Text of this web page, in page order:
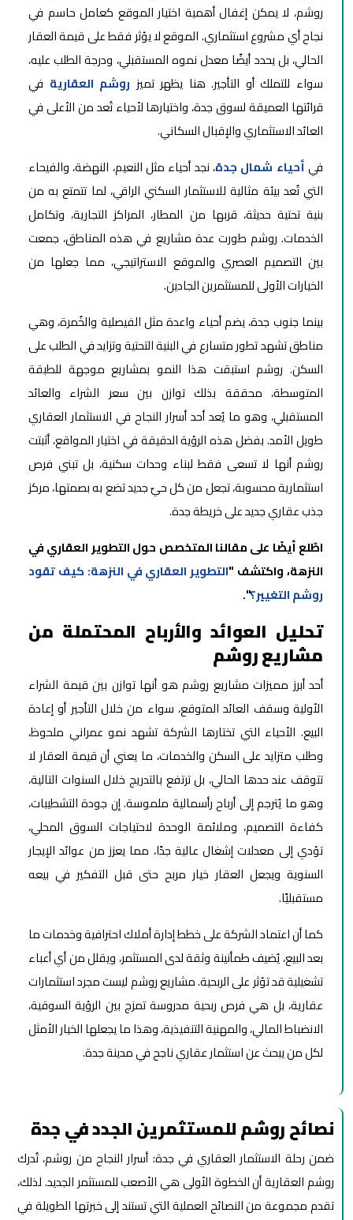
روشم، لا يمكن إغفال أهمية اختيار الموقع كعامل حاسم في
نجاح أي مشروع استثماري. الموقع لا يؤثر فقط على قيمة العقار
الحالي، بل يحدد أيضًا معدل نموه المستقبلي، ودرجة الطلب عليه،
سواء للتملك أو التأجير. هنا يظهر تميز روشم العقارية في
قرائتها العميقة لسوق جدة، واختيارها لأحياء تُعد من الأعلى في
العائد الاستثماري والإقبال السكاني.
فيأحياء شمال جدة، نجد أحياء مثل النعيم، النهضة، والفيحاء
التي تُعد بيئة مثالية للاستثمار السكني الراقي، لما تتمتع به من
بنية تحتية حديثة، قربها من المطار، المراكز التجارية، وتكامل
الخدمات. روشم طورت عدة مشاريع في هذه المناطق، جمعت
بين التصميم العصري والموقع الاستراتيجي، مما جعلها من
الخيارات الأولى للمستثمرين الجادين.
بينما جنوب جدة، يضم أحياء واعدة مثل الفيصلية والخُمرة، وهي
مناطق تشهد تطور متسارع في البنية التحتية وتزايد في الطلب على
السكن. روشم استبقت هذا النمو بمشاريع موجهة للطبقة
المتوسطة، محققة بذلك توازن بين سعر الشراء والعائد
المستقبلي، وهو ما يُعد أحد أسرار النجاح في الاستثمار العقاري
طويل الأمد. بفضل هذه الرؤية الدقيقة في اختيار المواقع، أثبتت
روشم أنها لا تسعى فقط لبناء وحدات سكنية، بل تبني فرص
استثمارية محسوبة، تجعل من كل حيّ جديد تضع به بصمتها، مركز
جذب عقاري جديد على خريطة جدة.
اطّلع أيضًا على مقالنا المتخصص حول التطوير العقاري في
النزهة، واكتشف "التطوير العقاري في النزهة: كيف تقود
روشم التغيير؟".
تحليل العوائد والأرباح المحتملة من
مشاريع روشم
أحد أبرز مميزات مشاريع روشم هو أنها توازن بين قيمة الشراء
الأولية وسقف العائد المتوقع، سواء من خلال التأجير أو إعادة
البيع. الأحياء التي تختارها الشركة تشهد نمو عمراني ملحوظ،
وطلب متزايد على السكن والخدمات، ما يعني أن قيمة العقار لا
تتوقف عند حدها الحالي، بل ترتفع بالتدريج خلال السنوات التالية،
وهو ما يُترجم إلى أرباح رأسمالية ملموسة. إن جودة التشطيبات،
كفاءة التصميم، وملائمة الوحدة لاحتياجات السوق المحلي،
تؤدي إلى معدلات إشغال عالية جدًا، مما يعزز من عوائد الإيجار
السنوية ويجعل العقار خيار مربح حتى قبل التفكير في بيعه
مستقبليًا.
كما أن اعتماد الشركة على خطط إدارة أملاك احترافية وخدمات ما
بعد البيع، يُضيف طمأنينة وثقة لدى المستثمر، ويقلل من أي أعباء
تشغيلية قد تؤثر على الربحية. مشاريع روشم ليست مجرد استثمارات
عقارية، بل هي فرص ربحية مدروسة تمزج بين الرؤية السوقية،
الانضباط المالي، والمهنية التنفيذية، وهذا ما يجعلها الخيار الأمثل
لكل من يبحث عن استثمار عقاري ناجح في مدينة جدة.
نصائح روشم للمستثمرين الجدد في جدة
ضمن رحلة الاستثمار العقاري في جدة: أسرار النجاح من روشم، تُدرك
روشم العقارية أن الخطوة الأولى هي الأصعب للمستثمر الجديد. لذلك،
تقدم مجموعة من النصائح العملية التي تستند إلى خبرتها الطويلة في